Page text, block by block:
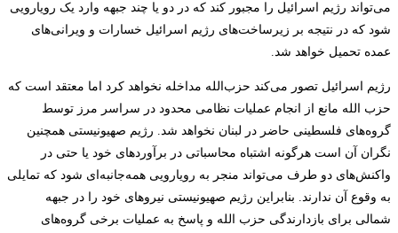
می‌تواند رژیم اسرائیل را مجبور کند که در دو یا چند جبهه وارد یک رویارویی
شود که در نتیجه بر زیرساخت‌های رژیم اسرائیل خسارات و ویرانی‌های
عمده تحمیل خواهد شد.
رژیم اسرائیل تصور می‌کند حزب‌الله مداخله نخواهد کرد اما معتقد است که
حزب الله مانع از انجام عملیات نظامی محدود در سراسر مرز توسط
گروه‌های فلسطینی حاضر در لبنان نخواهد شد. رژیم صهیونیستی همچنین
نگران آن است هرگونه اشتباه محاسباتی در برآوردهای خود یا حتی در
واکنش‌های دو طرف می‌تواند منجر به رویارویی همه‌جانبه‌ای شود که تمایلی
به وقوع آن ندارند. بنابراین رژیم صهیونیستی نیروهای خود را در جبهه
شمالی برای بازدارندگی حزب الله و پاسخ به عملیات برخی گروه‌های